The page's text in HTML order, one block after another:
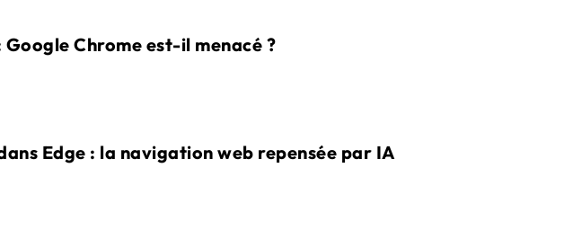
Chrome est-il menacé ?
Edge : la navigation web repensée par IA